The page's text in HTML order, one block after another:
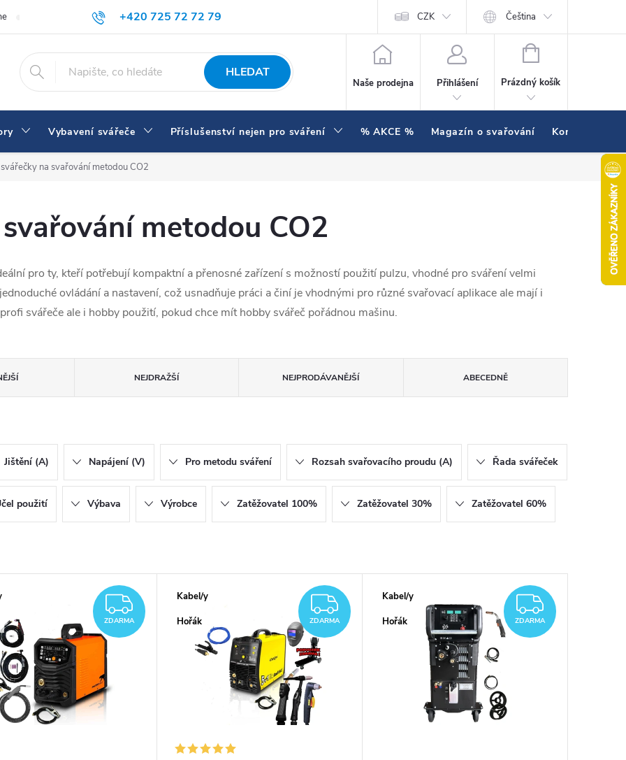
+420 725 72 72 79
eshop@svarecikukla.cz
Doprava a platba Proč nakupovat u nás Hodnocení obchodu
CZK Čeština
HLEDAT
Naše prodejna Přihlášení
NÁKUPNÍ KOŠÍK
Prázdný košík
Vybavení svářeče Příslušenství nejen pro sváření % AKCE % Magazín o svařování Kontakty
na svařování metodou CO2
metodou CO2
pro ty, kteří potřebují kompaktní a přenosné zařízení s možností použití pulzu, vhodné pro sváření velmi
ovládání a nastavení, což usnadňuje práci a činí je vhodnými pro různé svařovací aplikace ale mají i
svářeče ale i hobby použití, pokud chce mít hobby svářeč pořádnou mašinu.
NEJDRAŽŠÍ NEJPRODÁVANĚJŠÍ ABECEDNĚ
Jištění (A) Napájení (V) Pro metodu sváření Rozsah svařovacího proudu (A) Řada svářeček
použití Výbava Výrobce Zatěžovatel 100% Zatěžovatel 30% Zatěžovatel 60%
ZDARMA
ZDARMA
Kabel/y
Hořák
ZDARMA
ZDARMA
Kabel/y
Hořák
ZDARMA